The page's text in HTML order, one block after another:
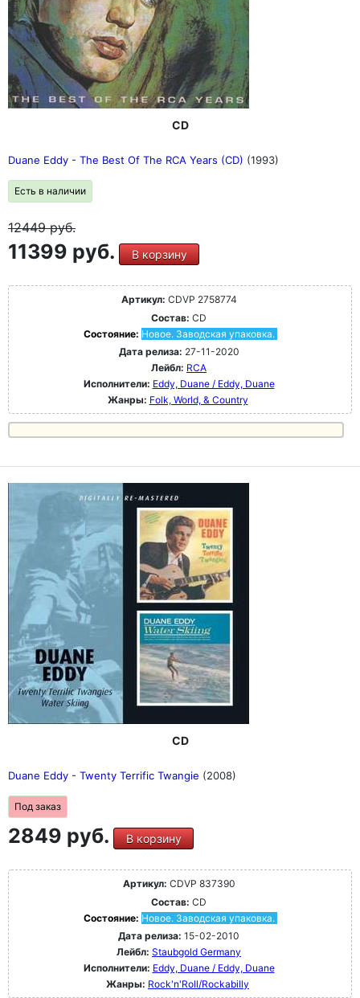
CD
Duane Eddy - The Best Of The RCA Years (CD) (1993)
Есть в наличии
12449руб.
11399 руб. В корзину
Артикул: CDVP 2758774
Состав: CD
Состояние: Новое. Заводская упаковка.
Дата релиза: 27-11-2020
Лейбл: RCA
Исполнители: Eddy, Duane / Eddy, Duane
Жанры: Folk, World, & Country
CD
Duane Eddy - Twenty Terrific Twangie (2008)
Под заказ
2849 руб. В корзину
Артикул: CDVP 837390
Состав: CD
Состояние: Новое. Заводская упаковка.
Дата релиза: 15-02-2010
Лейбл: Staubgold Germany
Исполнители: Eddy, Duane / Eddy, Duane
Жанры: Rock'n'Roll/Rockabilly